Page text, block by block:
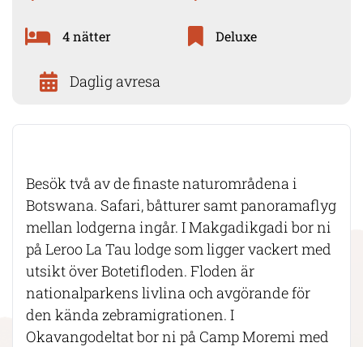
4 nätter Deluxe
Daglig avresa
Besök två av de finaste naturområdena i
Botswana. Safari, båtturer samt panoramaflyg
mellan lodgerna ingår. I Makgadikgadi bor ni
på Leroo La Tau lodge som ligger vackert med
utsikt över Botetifloden. Floden är
nationalparkens livlina och avgörande för
den kända zebramigrationen. I
Okavangodeltat bor ni på Camp Moremi med